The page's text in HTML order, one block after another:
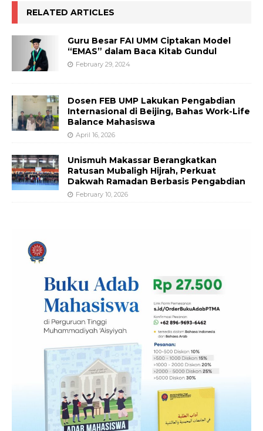
RELATED ARTICLES
Guru Besar FAI UMM Ciptakan Model
“EMAS” dalam Baca Kitab Gundul
February 29, 2024
Dosen FEB UMP Lakukan Pengabdian
Internasional di Beijing, Bahas Work-Life
Balance Mahasiswa
April 16, 2026
Unismuh Makassar Berangkatkan
Ratusan Mubaligh Hijrah, Perkuat
Dakwah Ramadan Berbasis Pengabdian
February 10, 2026